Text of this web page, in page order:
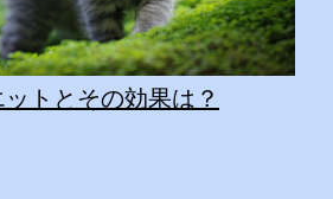
トとその効果は？